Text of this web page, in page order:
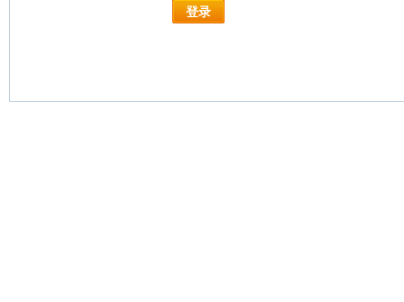
登录